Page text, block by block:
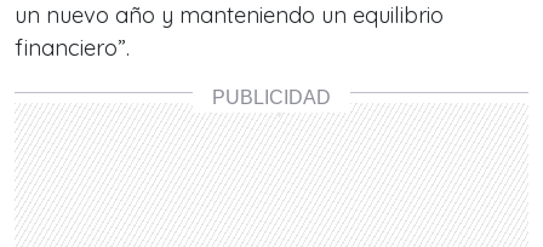
un nuevo año y manteniendo un equilibrio
financiero”.